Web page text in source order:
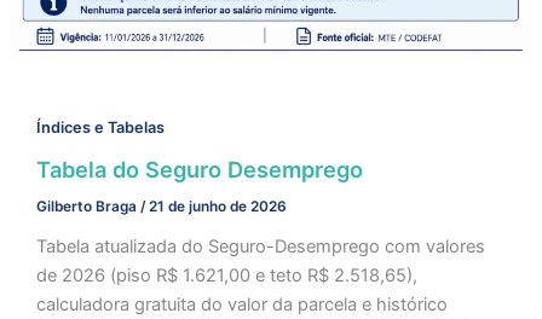
Índices e Tabelas
Tabela do Seguro Desemprego
Gilberto Braga /21 de junho de 2026
Tabela atualizada do Seguro-Desemprego com valores
de 2026 (piso R$ 1.621,00 e teto R$ 2.518,65),
calculadora gratuita do valor da parcela e histórico